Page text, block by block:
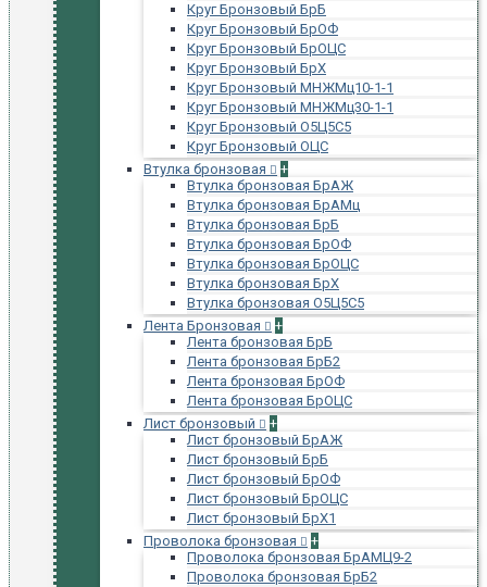
Круг Бронзовый БрБ
Круг Бронзовый БрОФ
Круг Бронзовый БрОЦС
Круг Бронзовый БрХ
Круг Бронзовый МНЖМц10-1-1
Круг Бронзовый МНЖМц30-1-1
Круг Бронзовый О5Ц5С5
Круг Бронзовый ОЦС
Втулка бронзовая
+
Втулка бронзовая БрАЖ
Втулка бронзовая БрАМц
Втулка бронзовая БрБ
Втулка бронзовая БрОФ
Втулка бронзовая БрОЦС
Втулка бронзовая БрХ
Втулка бронзовая О5Ц5С5
Лента Бронзовая
+
Лента бронзовая БрБ
Лента бронзовая БрБ2
Лента бронзовая БрОФ
Лента бронзовая БрОЦС
Лист бронзовый
+
Лист бронзовый БрАЖ
Лист бронзовый БрБ
Лист бронзовый БрОФ
Лист бронзовый БрОЦС
Лист бронзовый БрХ1
Проволока бронзовая
+
Проволока бронзовая БрАМЦ9-2
Проволока бронзовая БрБ2